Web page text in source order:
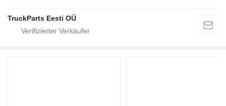
TruckParts Eesti OÜ